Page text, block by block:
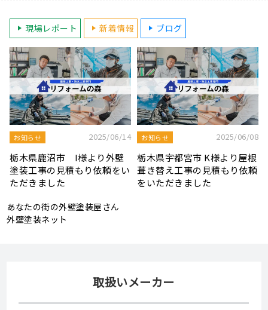
現場レポート 新着情報 ブログ
モルタル外壁の特徴と劣化症
状、メンテナンス方法を解説
令和7年度 結婚新生活支援補
助金が実施されます！
あなたの街の外壁塗装屋さん
外壁塗装ネット
取扱いメーカー